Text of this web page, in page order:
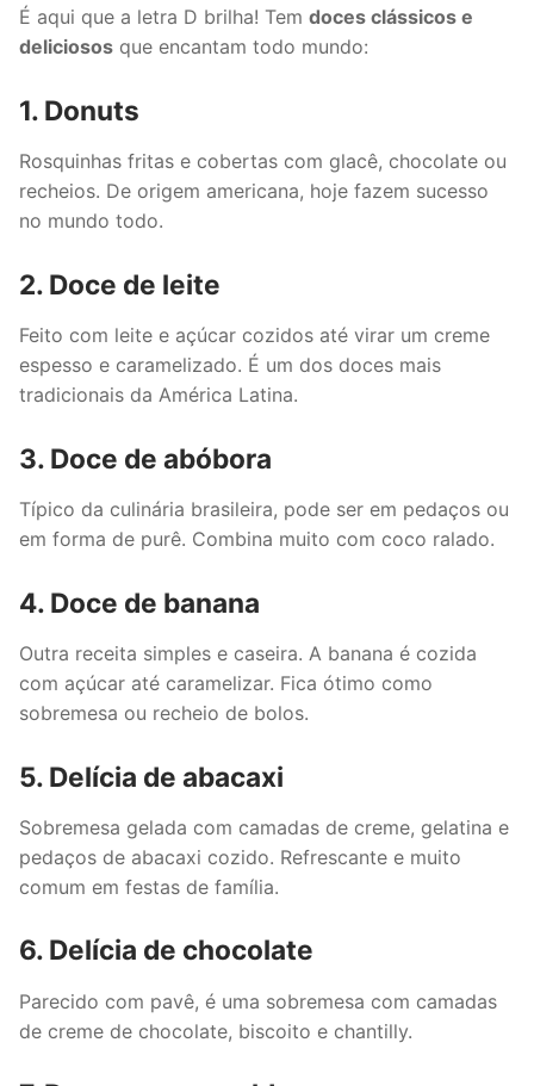
É aqui que a letra D brilha! Tem doces clássicos e
deliciosos que encantam todo mundo:
1. Donuts
Rosquinhas fritas e cobertas com glacê, chocolate ou
recheios. De origem americana, hoje fazem sucesso
no mundo todo.
2. Doce de leite
Feito com leite e açúcar cozidos até virar um creme
espesso e caramelizado. É um dos doces mais
tradicionais da América Latina.
3. Doce de abóbora
Típico da culinária brasileira, pode ser em pedaços ou
em forma de purê. Combina muito com coco ralado.
4. Doce de banana
Outra receita simples e caseira. A banana é cozida
com açúcar até caramelizar. Fica ótimo como
sobremesa ou recheio de bolos.
5. Delícia de abacaxi
Sobremesa gelada com camadas de creme, gelatina e
pedaços de abacaxi cozido. Refrescante e muito
comum em festas de família.
6. Delícia de chocolate
Parecido com pavê, é uma sobremesa com camadas
de creme de chocolate, biscoito e chantilly.